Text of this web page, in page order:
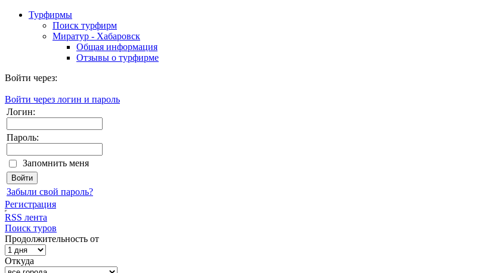
Турфирмы
Поиск турфирм
Миратур - Хабаровск
Общая информация
Отзывы о турфирме
Войти через:
Войти через логин и пароль
Логин:
Пароль:
Запомнить меня
Забыли свой пароль?
Регистрация
RSS лента
Поиск туров
Продолжительность от
Откуда